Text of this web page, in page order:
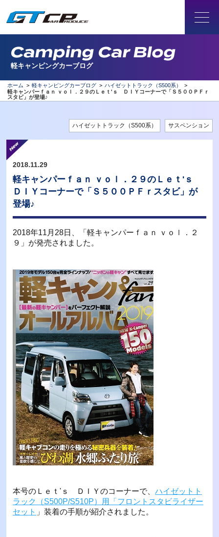
Camping Car Blog
軽キャンピングカーブログ
ホーム > 軽キャンピングカーブログ > ハイゼットトラック（S500系）
>
軽キャンパーｆａｎ ｖｏｌ．２９のＬｅｔ'ｓ ＤＩＹコーナーで「Ｓ５００ＰＦｒ
スタビ」が登場♪
ハイゼットトラック（S500系） サスペンション
2018.11.29
軽キャンパーｆａｎ ｖｏｌ．２９のＬｅｔ'ｓ
ＤＩＹコーナーで「Ｓ５００ＰＦｒスタビ」が
登場♪
2018年11月28日、「軽キャンパーｆａｎ ｖｏｌ．２
９」が発売されました。
本号のＬｅｔ'ｓ ＤＩＹのコーナーで、ハイゼットト
ラック（S500P/S510P）用「フロントスタビライザー
セット 」装着の手順が紹介されました。